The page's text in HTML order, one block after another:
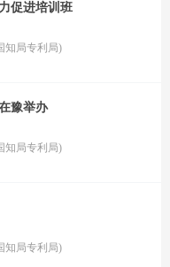
促进培训班
知局专利局)
豫举办
知局专利局)
知局专利局)